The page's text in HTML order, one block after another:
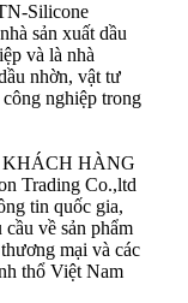
Silicone
sản xuất dầu
và là nhà
nhờn, vật tư
nghiệp trong
HÀNG
Trading Co.,ltd
tin quốc gia,
về sản phẩm
mại và các
thổ Việt Nam